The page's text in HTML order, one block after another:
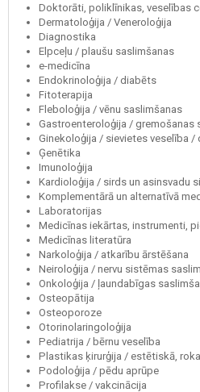
Doktorāti, poliklīnikas, veselības
Dermatoloģija / Veneroloģija
Diagnostika
Elpceļu / plaušu saslimšanas
e-medicīna
Endokrinoloģija / diabēts
Fitoterapija
Fleboloģija / vēnu saslimšanas
Gastroenteroloģija / gremošanas
Ginekoloģija / sievietes veselība /
Ģenētika
Imunoloģija
Kardioloģija / sirds un asinsvadu
Komplementārā un alternatīvā
Laboratorijas
Medicīnas iekārtas, instrumenti,
Medicīnas literatūra
Narkoloģija / atkarību ārstēšana
Neiroloģija / nervu sistēmas
Onkoloģija / ļaundabīgas
Osteopātija
Osteoporoze
Otorinolaringoloģija
Pediatrija / bērnu veselība
Plastikas ķirurģija / estētiskā,
Podoloģija / pēdu aprūpe
Profilakse / vakcinācija